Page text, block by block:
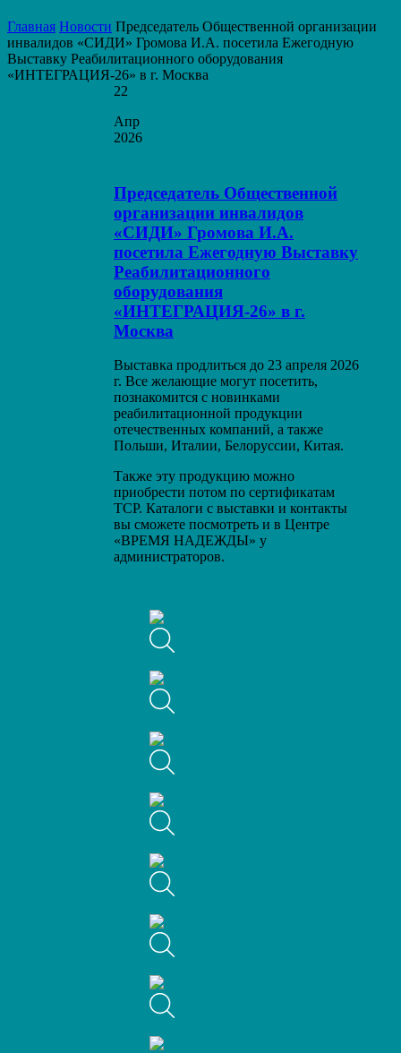
Главная Новости Председатель Общественной организации
инвалидов «СИДИ» Громова И.А. посетила Ежегодную
Выставку Реабилитационного оборудования
«ИНТЕГРАЦИЯ-26» в г. Москва
22
Апр
2026
Председатель Общественной
организации инвалидов
«СИДИ» Громова И.А.
посетила Ежегодную Выставку
Реабилитационного
оборудования
«ИНТЕГРАЦИЯ-26» в г.
Москва
Выставка продлиться до 23 апреля 2026
г. Все желающие могут посетить,
познакомится с новинками
реабилитационной продукции
отечественных компаний, а также
Польши, Италии, Белоруссии, Китая.
Также эту продукцию можно
приобрести потом по сертификатам
ТСР. Каталоги с выставки и контакты
вы сможете посмотреть и в Центре
«ВРЕМЯ НАДЕЖДЫ» у
администраторов.